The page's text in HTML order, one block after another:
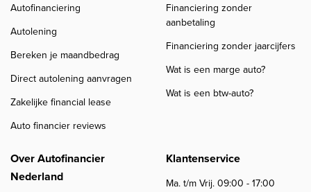
Autofinanciering
Autolening
Bereken je maandbedrag
Direct autolening aanvragen
Zakelijke financial lease
Auto financier reviews
Financiering zonder
aanbetaling
Financiering zonder jaarcijfers
Wat is een marge auto?
Wat is een btw-auto?
Over Autofinancier
Nederland
Klantenservice
Ma. t/m Vrij. 09:00 - 17:00